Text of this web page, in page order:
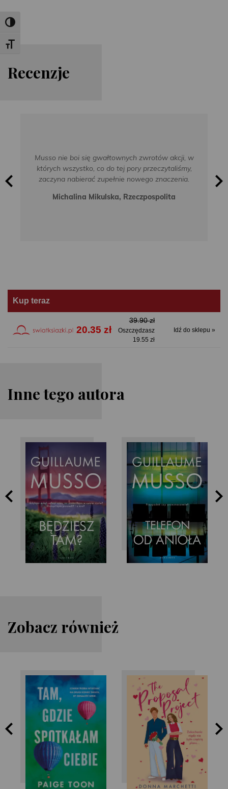
Toggle High Contrast
Toggle Font size
Recenzje
Musso nie boi się gwałtownych zwrotów akcji, w
których wszystko, co do tej pory przeczytaliśmy,
zaczyna nabierać zupełnie nowego znaczenia.
Michalina Mikulska, Rzeczpospolita
Kup teraz
20.35 zł
39.90 zł
Oszczędzasz
19.55 zł
Idź do sklepu »
Inne tego autora
Guillaume Musso Guillaume Musso
Zobacz również
Paige Toon Donna Marchetti